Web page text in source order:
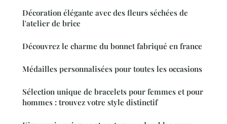
Décoration élégante avec des fleurs séchées de
l'atelier de brice
Découvrez le charme du bonnet fabriqué en france
Médailles personnalisées pour toutes les occasions
Sélection unique de bracelets pour femmes et pour
hommes : trouvez votre style distinctif